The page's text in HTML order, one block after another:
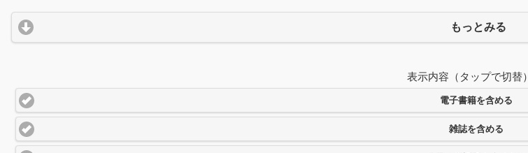
もっとみる
表示内容（タップで切替）
電子書籍を含める
雑誌を含める